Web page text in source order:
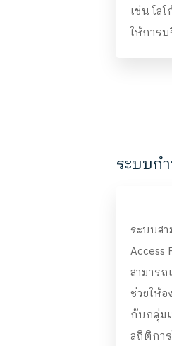
เช่น โล
ให้การ
ระบบก
ระบบส
สามาร
ช่วยให้
กับกลุ่ม
สถิติกา